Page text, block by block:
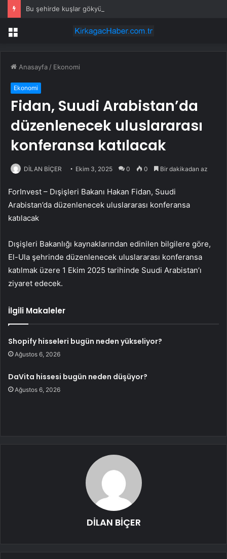
Bu şehirde kuşlar gökyüzünden patır patır düşüyor
Menü
Anasayfa / Ekonomi
Ekonomi
Fidan, Suudi Arabistan’da
düzenlenecek uluslararası
konferansa katılacak
DİLAN BİÇER Ekim 3, 2025 0 0 Bir dakikadan az
ForInvest – Dışişleri Bakanı Hakan Fidan, Suudi
Arabistan’da düzenlenecek uluslararası konferansa
katılacak
Dışişleri Bakanlığı kaynaklarından edinilen bilgilere göre,
El-Ula şehrinde düzenlenecek uluslararası konferansa
katılmak üzere 1 Ekim 2025 tarihinde Suudi Arabistan’ı
ziyaret edecek.
İlgili Makaleler
Shopify hisseleri bugün neden yükseliyor?
Ağustos 6, 2026
DaVita hissesi bugün neden düşüyor?
Ağustos 6, 2026
DİLAN BİÇER